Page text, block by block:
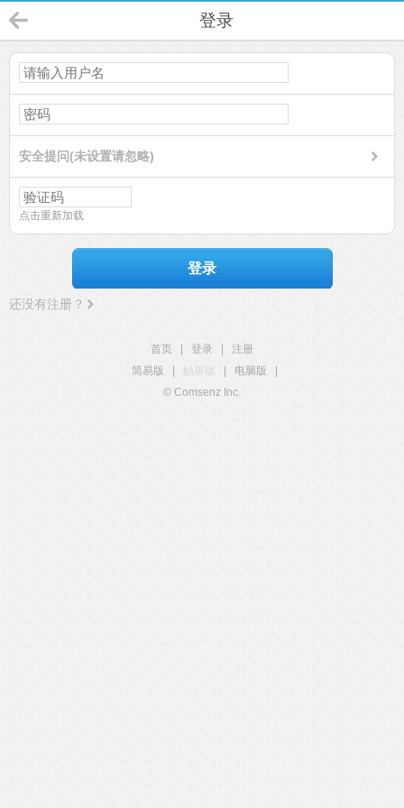
登录
安全提问(未设置请忽略)
点击重新加载
登录
还没有注册？
首页 登录
注册
简易版
触屏版 电脑版
© Comsenz Inc.